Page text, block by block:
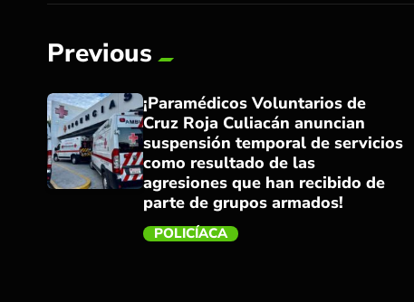
Previous
¡Paramédicos Voluntarios de
Cruz Roja Culiacán anuncian
suspensión temporal de servicios
como resultado de las
agresiones que han recibido de
parte de grupos armados!
POLICÍACA